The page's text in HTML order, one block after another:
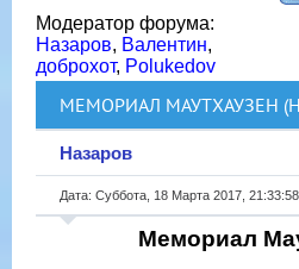
Модератор форума:
Назаров, Валентин,
доброхот, Polukedov
МЕМОРИАЛ МАУТХАУЗЕН
Назаров
Дата: Суббота, 18 Марта 2017,
Мемориал